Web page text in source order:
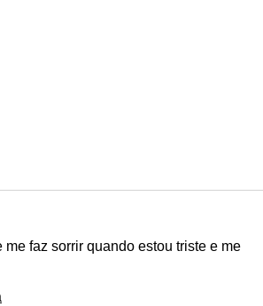
faz sorrir quando estou triste e me